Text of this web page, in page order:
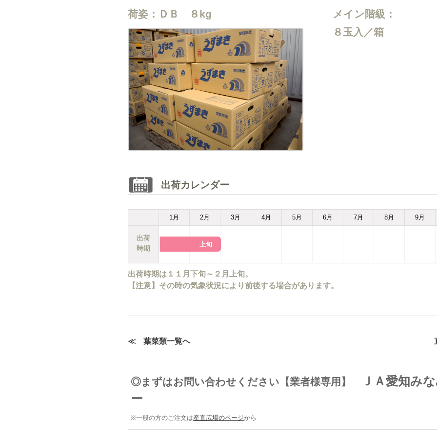
荷姿：ＤＢ ８kg
メイン階級：
８玉入／箱
出荷カレンダー
1月 2月 3月 4月 5月 6月 7月 8月 9月
出荷
時期
上旬
出荷時期は１１月下旬～２月上旬。
【注意】その時の気象状況により前後する場合があります。
≪ 葉菜類一覧へ
◎まずはお問い合わせください【業者様専用】
ＪＡ愛知み
ー
※一般の方のご注文は産直広場のページから